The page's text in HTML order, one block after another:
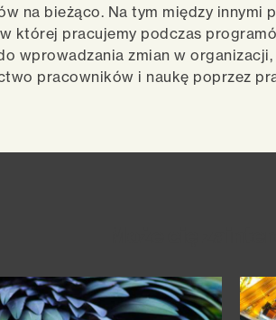
na bieżąco. Na tym między innymi
której pracujemy podczas
wprowadzania zmian w
pracowników i naukę poprzez